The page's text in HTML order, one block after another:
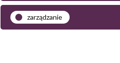
zarządzanie